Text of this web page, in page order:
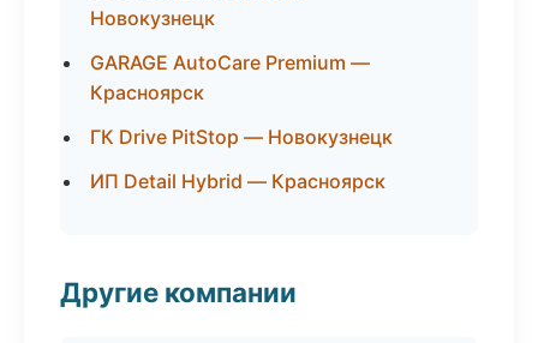
Новокузнецк
GARAGE AutoCare Premium —
Красноярск
ГК Drive PitStop — Новокузнецк
ИП Detail Hybrid — Красноярск
Другие компании